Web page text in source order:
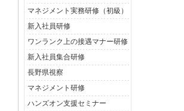
マネジメント実務研修（初級）
新入社員研修
ワンランク上の接遇マナー研修
新入社員集合研修
長野県視察
マネジメント研修
ハンズオン支援セミナー